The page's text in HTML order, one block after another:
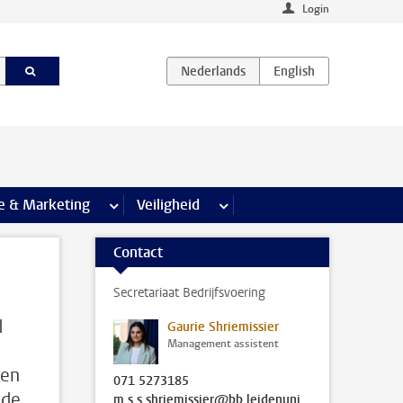
Login
& Marketing meer Communicatie & Marketing pagina’s
Veiligheid meer Veiligheid pagina’s
Contact
Secretariaat Bedrijfsvoering
Gaurie Shriemissier
Management assistent
071 5273185